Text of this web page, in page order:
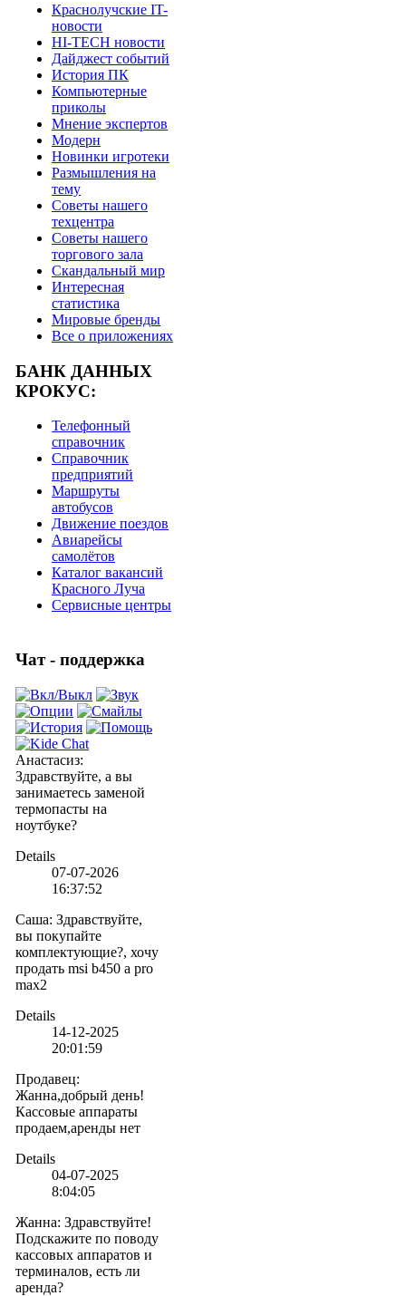
Краснолучские IT-
новости
HI-TECH новости
Дайджест событий
История ПК
Компьютерные
приколы
Мнение экспертов
Модерн
Новинки игротеки
Размышления на
тему
Советы нашего
техцентра
Советы нашего
торгового зала
Скандальный мир
Интересная
статистика
Мировые бренды
Все о приложениях
БАНК ДАННЫХ
КРОКУС:
Телефонный
справочник
Справочник
предприятий
Маршруты
автобусов
Движение поездов
Авиарейсы
самолётов
Каталог вакансий
Красного Луча
Сервисные центры
Чат - поддержка
Анастасиз:
Здравствуйте, а вы
занимаетесь заменой
термопасты на
ноутбуке?
Details
07-07-2026
16:37:52
Саша: Здравствуйте,
вы покупайте
комплектующие?, хочу
продать msi b450 a pro
max2
Details
14-12-2025
20:01:59
Продавец:
Жанна,добрый день!
Кассовые аппараты
продаем,аренды нет
Details
04-07-2025
8:04:05
Жанна: Здравствуйте!
Подскажите по поводу
кассовых аппаратов и
терминалов, есть ли
аренда?